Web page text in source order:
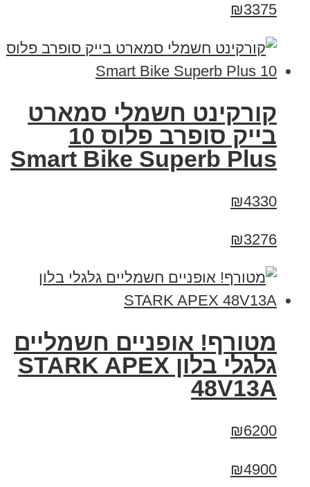
₪3375
קורקינט חשמלי סמארט
בייק סופרב פלוס 10
Smart Bike Superb Plus
₪4330
₪3276
מטורף! אופניים חשמליים
גלגלי בלון STARK APEX
48V13A
₪6200
₪4900